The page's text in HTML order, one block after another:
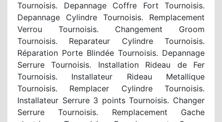
Tournoisis. Depannage Coffre Fort Tournoisis.
Depannage Cylindre Tournoisis. Remplacement
Verrou Tournoisis. Changement Groom
Tournoisis. Reparateur Cylindre Tournoisis.
Réparation Porte Blindée Tournoisis. Depannage
Serrure Tournoisis. Installation Rideau de Fer
Tournoisis. Installateur Rideau Metallique
Tournoisis. Remplacer Cylindre Tournoisis.
Installateur Serrure 3 points Tournoisis. Changer
Serrure Tournoisis. Remplacement Gache